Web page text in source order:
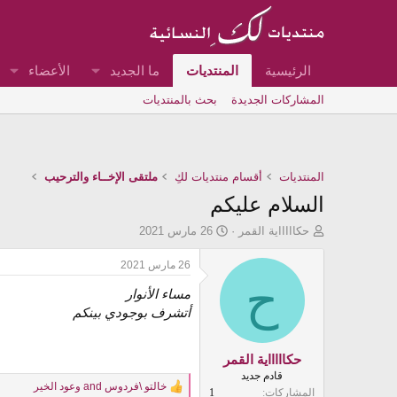
الرئيسية المنتديات ما الجديد الأعضاء
المشاركات الجديدة بحث بالمنتديات
المنتديات أقسام منتديات لكِ ملتقى الإخــاء والترحيب
السلام عليكم
ب
ض
ع
حكاااااية القمر
ت26 مارس 2021
ح
حكاااااية القمر
قادم جديد
المشاركات
1
26 مارس 2021
مساء الأنوار
أتشرف بوجودي بينكم
R
خالتو \فردوس وعود الخير